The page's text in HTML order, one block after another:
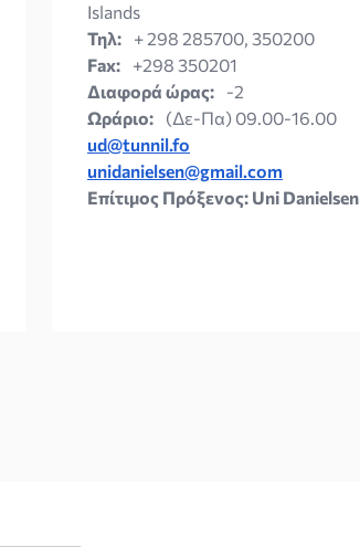
Islands
Τηλ:
+ 298 285700, 350200
Fax:
+298 350201
Διαφορά ώρας:
-2
Ωράριο:
(Δε-Πα) 09.00-16.00
ud@tunnil.fo
unidanielsen@gmail.com
Επίτιμος Πρόξενος: Uni Danielsen